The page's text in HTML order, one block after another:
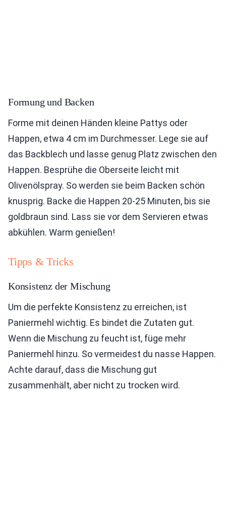
Formung und Backen
Forme mit deinen Händen kleine Pattys oder
Happen, etwa 4 cm im Durchmesser. Lege sie auf
das Backblech und lasse genug Platz zwischen den
Happen. Besprühe die Oberseite leicht mit
Olivenölspray. So werden sie beim Backen schön
knusprig. Backe die Happen 20-25 Minuten, bis sie
goldbraun sind. Lass sie vor dem Servieren etwas
abkühlen. Warm genießen!
Tipps & Tricks
Konsistenz der Mischung
Um die perfekte Konsistenz zu erreichen, ist
Paniermehl wichtig. Es bindet die Zutaten gut.
Wenn die Mischung zu feucht ist, füge mehr
Paniermehl hinzu. So vermeidest du nasse Happen.
Achte darauf, dass die Mischung gut
zusammenhält, aber nicht zu trocken wird.